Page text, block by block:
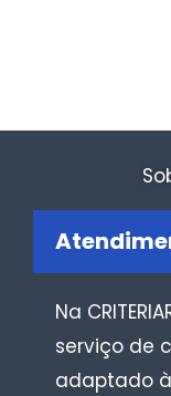
Na
serviço de
adaptado